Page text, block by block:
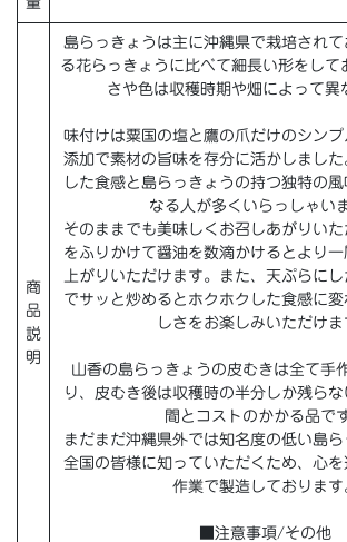
商
品
説
明
島らっきょうは主に沖縄県で栽培され
る花らっきょうに比べて細長い形をして
さや色は収穫時期や畑によって異
味付けは粟国の塩と鷹の爪だけのシン
添加で素材の旨味を存分に活かしまし
した食感と島らっきょうの持つ独特の
なる人が多くいらっしゃい
そのままでも美味しくお召しあがりい
をふりかけて醤油を数滴かけるとより
上がりいただけます。また、天ぷらに
でサッと炒めるとホクホクした食感に
しさをお楽しみいただけま
山香の島らっきょうの皮むきは全て手
り、皮むき後は収穫時の半分しか残ら
間とコストのかかる品です
まだまだ沖縄県外では知名度の低い島
全国の皆様に知っていただくため、心
作業で製造しております
■注意事項/その他